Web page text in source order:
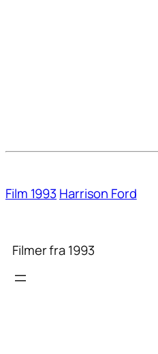
Film 1993 Harrison Ford
Filmer fra 1993